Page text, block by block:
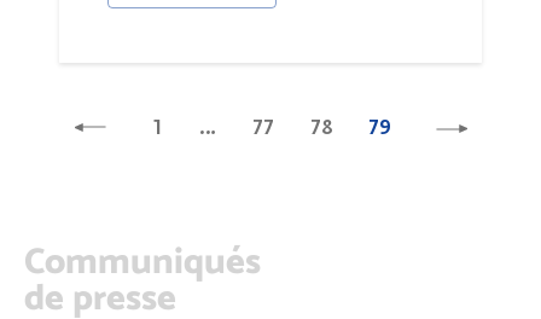
1 … 77 78 79
Communiqués
de presse